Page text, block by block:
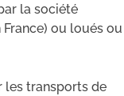
la société
ou loués ou
les transports de